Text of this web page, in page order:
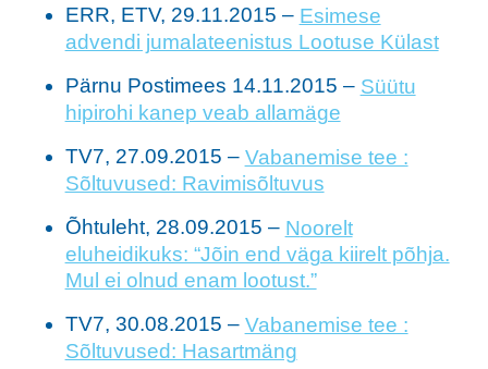
ERR, ETV, 29.11.2015 – Esimese
advendi jumalateenistus Lootuse Külast
Pärnu Postimees 14.11.2015 – Süütu
hipirohi kanep veab allamäge
TV7, 27.09.2015 – Vabanemise tee :
Sõltuvused: Ravimisõltuvus
Õhtuleht, 28.09.2015 – Noorelt
eluheidikuks: “Jõin end väga kiirelt põhja.
Mul ei olnud enam lootust.”
TV7, 30.08.2015 – Vabanemise tee :
Sõltuvused: Hasartmäng